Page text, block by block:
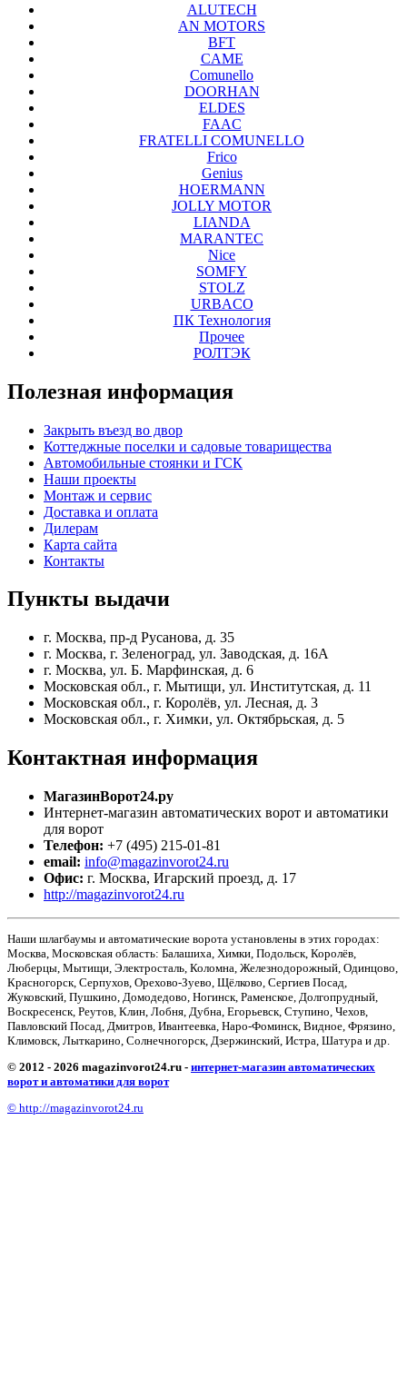
ALUTECH
AN MOTORS
BFT
CAME
Comunello
DOORHAN
ELDES
FAAC
FRATELLI COMUNELLO
Frico
Genius
HOERMANN
JOLLY MOTOR
LIANDA
MARANTEC
Nice
SOMFY
STOLZ
URBACO
ПК Технология
Прочее
РОЛТЭК
Полезная информация
Закрыть въезд во двор
Коттеджные поселки и садовые товарищества
Автомобильные стоянки и ГСК
Наши проекты
Монтаж и сервис
Доставка и оплата
Дилерам
Карта сайта
Контакты
Пункты выдачи
г. Москва, пр-д Русанова, д. 35
г. Москва, г. Зеленоград, ул. Заводская, д. 16А
г. Москва, ул. Б. Марфинская, д. 6
Московская обл., г. Мытищи, ул. Институтская, д. 11
Московская обл., г. Королёв, ул. Лесная, д. 3
Московская обл., г. Химки, ул. Октябрьская, д. 5
Контактная информация
МагазинВорот24.ру
Интернет-магазин автоматических ворот и автоматики
для ворот
Телефон: +7 (495) 215-01-81
email: info@magazinvorot24.ru
Офис: г. Москва, Игарский проезд, д. 17
http://magazinvorot24.ru
Наши шлагбаумы и автоматические ворота установлены в этих городах:
Москва, Московская область: Балашиха, Химки, Подольск, Королёв,
Люберцы, Мытищи, Электросталь, Коломна, Железнодорожный, Одинцово,
Красногорск, Серпухов, Орехово-Зуево, Щёлково, Сергиев Посад,
Жуковский, Пушкино, Домодедово, Ногинск, Раменское, Долгопрудный,
Воскресенск, Реутов, Клин, Лобня, Дубна, Егорьевск, Ступино, Чехов,
Павловский Посад, Дмитров, Ивантеевка, Наро-Фоминск, Видное, Фрязино,
Климовск, Лыткарино, Солнечногорск, Дзержинский, Истра, Шатура и др.
© 2012 - 2026 magazinvorot24.ru - интернет-магазин автоматических
ворот и автоматики для ворот
© http://magazinvorot24.ru